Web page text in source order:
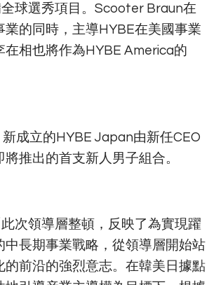
全球選秀項目。Scooter Braun在
業的同時，主導HYBE在美國事業
在相也將作為HYBE America的
成立的HYBE Japan由新任CEO
推出的首支新人男子組合。
次領導層整頓，反映了為實現躍
中長期事業戰略，從領導層開始站
的前沿的強烈意志。在韓美日據點